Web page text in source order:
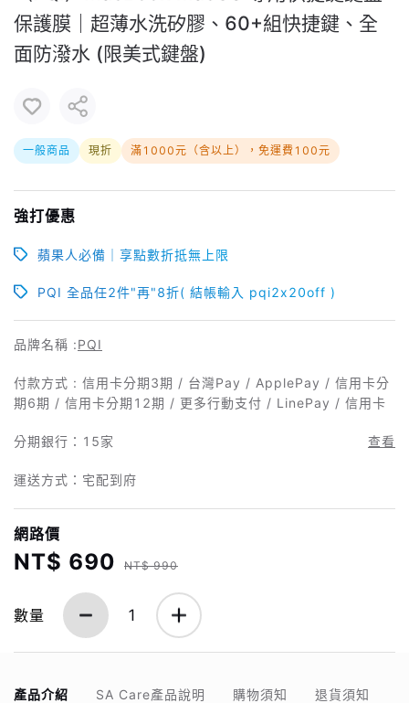
保護膜｜超薄水洗矽膠、60+組快捷鍵、全
面防潑水 (限美式鍵盤)
一般商品 現折 滿1000元（含以上），免運費100元
強打優惠
蘋果人必備｜享點數折抵無上限
PQI 全品任2件"再"8折( 結帳輸入 pqi2x20off )
品牌名稱 :PQI
付款方式 : 信用卡分期3期 / 台灣Pay / ApplePay / 信用卡分
期6期 / 信用卡分期12期 / 更多行動支付 / LinePay / 信用卡
分期銀行： 15家 查看
運送方式：宅配到府
網路價
NT$ 690 NT$ 990
數量 1
產品介紹 SA Care產品說明 購物須知 退貨須知